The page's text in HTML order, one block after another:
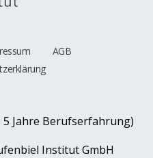
AGB
Jahre Berufserfahrung)
Institut GmbH